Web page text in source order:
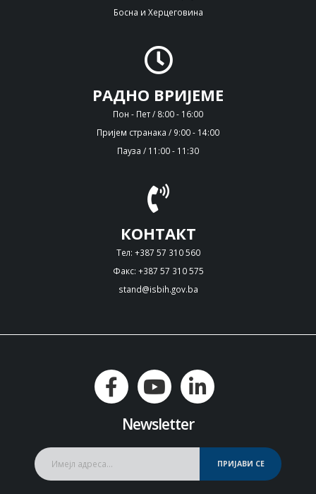
Босна и Херцеговина
РАДНО ВРИЈЕМЕ
Пон - Пет / 8:00 - 16:00
Пријем странака / 9:00 - 14:00
Пауза / 11:00 - 11:30
КОНТАКТ
Тел: +387 57 310 560
Факс: +387 57 310 575
stand@isbih.gov.ba
Newsletter
ПРИЈАВИ СЕ